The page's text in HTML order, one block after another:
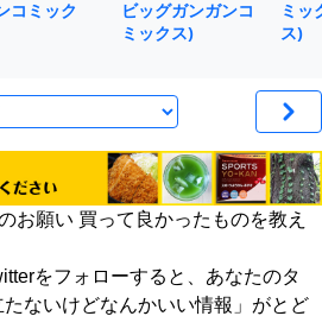
コミック
ビッグガンガンコ
ミックス)
ミッ
ス)
お願い 買って良かったものを教え
をフォローすると、あなたのタ
ないけどなんかいい情報」がとど